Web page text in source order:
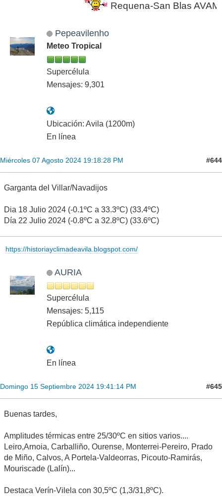
Requena-San Blas AVAMET
Pepeavilenho
Meteo Tropical
Supercélula
Mensajes: 9,301
Ubicación: Avila (1200m)
En línea
Miércoles 07 Agosto 2024 19:18:28 PM #644
Garganta del Villar/Navadijos
Dia 18 Julio 2024 (-0.1ºC a 33.3ºC) (33.4ºC)
Día 22 Julio 2024 (-0.8ºC a 32.8ºC) (33.6ºC)
https://historiayclimadeavila.blogspot.com/
AURIA
Supercélula
Mensajes: 5,115
República climática independiente
En línea
Domingo 15 Septiembre 2024 19:41:14 PM #645
Buenas tardes,
Amplitudes térmicas entre 25/30ºC en sitios varios....
Leiro,Arnoia, Carballiño, Ourense, Monterrei-Pereiro, Prado
de Miño, Calvos, A Portela-Valdeorras, Picouto-Ramirás,
Mouriscade (Lalín)...
Destaca Verín-Vilela con 30,5ºC (1,3/31,8ºC).